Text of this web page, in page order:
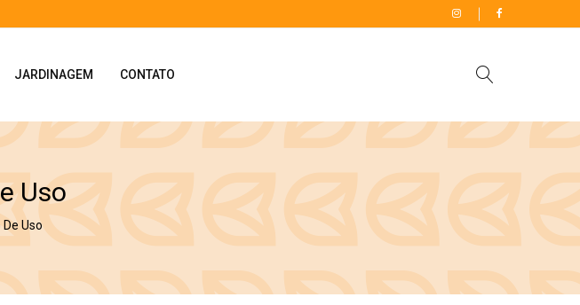
JARDINAGEM CONTATO
Uso
Uso